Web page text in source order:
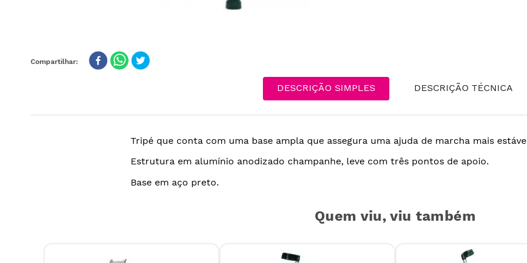
DESCRIÇÃO SIMPLES DESCRIÇÃO TÉCNICA
Tripé que conta com uma base ampla que assegura uma ajuda de marcha mais
Estrutura em alumínio anodizado champanhe, leve com três pontos de apoio.
Base em aço preto.
Quem viu, viu também